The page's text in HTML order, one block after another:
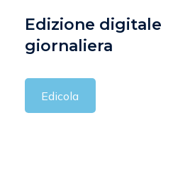
Edizione digitale
giornaliera
Edicola